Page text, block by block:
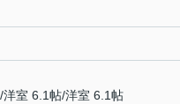
/洋室 6.1帖/洋室 6.1帖